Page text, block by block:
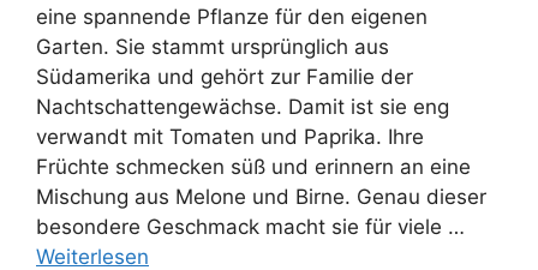
eine spannende Pflanze für den eigenen
Garten. Sie stammt ursprünglich aus
Südamerika und gehört zur Familie der
Nachtschattengewächse. Damit ist sie eng
verwandt mit Tomaten und Paprika. Ihre
Früchte schmecken süß und erinnern an eine
Mischung aus Melone und Birne. Genau dieser
besondere Geschmack macht sie für viele …
Weiterlesen